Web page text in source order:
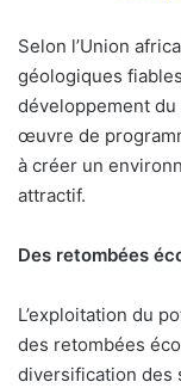
Selon l’Union
géologiques
développement
œuvre de
à créer un
attractif.
Des retombées
L’exploitation du
des retombées
diversification des